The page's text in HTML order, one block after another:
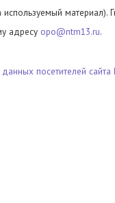
материал).
адресу opo@ntm13.ru.
посетителей